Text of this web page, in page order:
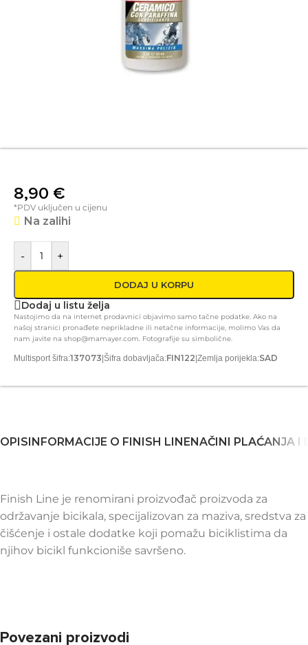
8,90 €
*PDV uključen u cijenu
Na zalihi
- +
DODAJ U KORPU
Dodaj u listu želja
Nastojimo da na internet prodavnici objavimo samo tačne podatke. Ako na
našoj stranici pronađete neprikladne ili netačne informacije, molimo Vas da
nam javite na shop@mamayer.com. Fotografije su simbolične.
Multisport šifra:137073 Šifra dobavljača:FIN122 Zemlja porijekla:SAD
OPISINFORMACIJE O FINISH LINENAČINI PLAĆANJA I
Finish Line je renomirani proizvođač proizvoda za
održavanje bicikala, specijalizovan za maziva, sredstva za
čišćenje i ostale dodatke koji pomažu biciklistima da
njihov bicikl funkcioniše savršeno.
Povezani proizvodi